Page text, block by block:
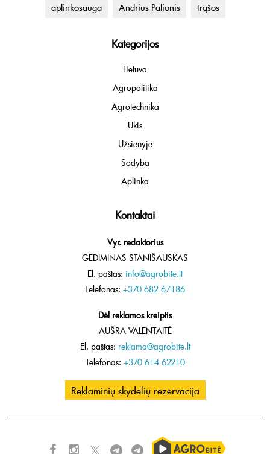
aplinkosauga Andrius Palionis trąšos
Kategorijos
Lietuva
Agropolitika
Agrotechnika
Ūkis
Užsienyje
Sodyba
Aplinka
Kontaktai
Vyr. redaktorius
GEDIMINAS STANIŠAUSKAS
El. paštas: info@agrobite.lt
Telefonas: +370 682 67186
Dėl reklamos kreiptis
AUŠRA VALENTAITĖ
El. paštas: reklama@agrobite.lt
Telefonas: +370 614 62210
Reklaminių skydelių rezervacija